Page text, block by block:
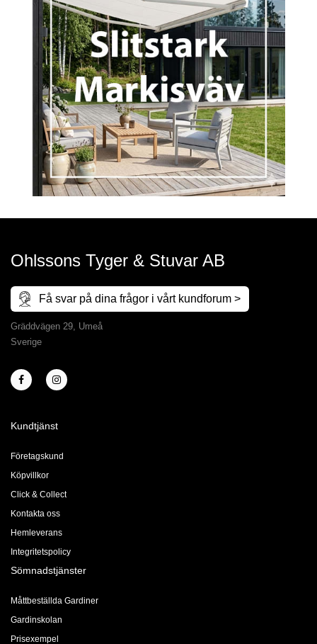
Ohlssons Tyger & Stuvar AB
Få svar på dina frågor i vårt kundforum >
Gräddvägen 29, Umeå
Sverige
Kundtjänst
Företagskund
Köpvillkor
Click & Collect
Kontakta oss
Hemleverans
Integritetspolicy
Sömnadstjänster
Måttbeställda Gardiner
Gardinskolan
Prisexempel